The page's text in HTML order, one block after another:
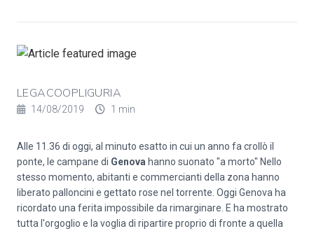
LEGACOOPLIGURIA
14/08/2019 1 min
Alle 11.36 di oggi, al minuto esatto in cui un anno fa crollò il
ponte, le campane di Genova hanno suonato "a morto" Nello
stesso momento, abitanti e commercianti della zona hanno
liberato palloncini e gettato rose nel torrente. Oggi Genova ha
ricordato una ferita impossibile da rimarginare. E ha mostrato
tutta l'orgoglio e la voglia di ripartire proprio di fronte a quella